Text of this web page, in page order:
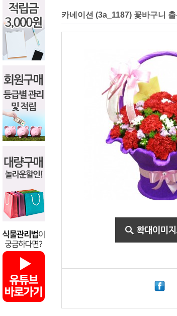
카네이션 (3a_1187) 꽃바구니